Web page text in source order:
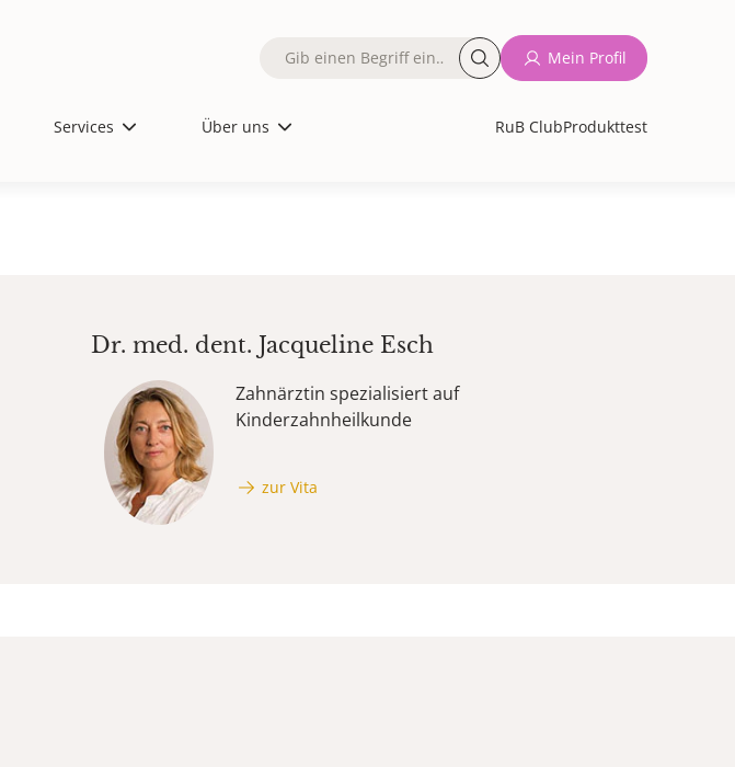
Services Über uns RuB ClubProdukttest
Fulltext
Mein Profil
Dr. med. dent. Jacqueline Esch
Zahnärztin spezialisiert auf
Kinderzahnheilkunde
zur Vita